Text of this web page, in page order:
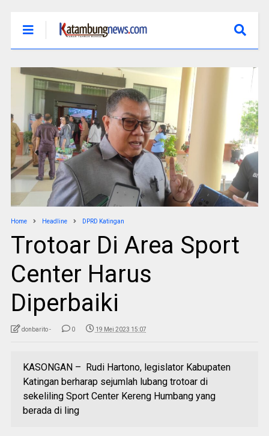
Home Headline DPRD Katingan
Trotoar Di Area Sport
Center Harus
Diperbaiki
donbarito - 0 19 Mei 2023 15:07
KASONGAN – Rudi Hartono, legislator Kabupaten
Katingan berharap sejumlah lubang trotoar di
sekeliling Sport Center Kereng Humbang yang
berada di ling